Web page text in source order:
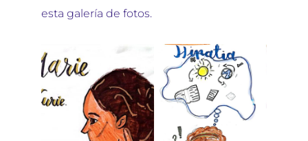
esta galería de fotos.